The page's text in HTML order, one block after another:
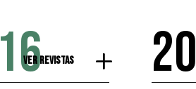
16Ver Revistas 20